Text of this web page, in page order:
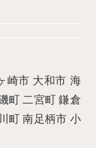
崎市 大和市 海
町 二宮町 鎌倉
町 南足柄市 小